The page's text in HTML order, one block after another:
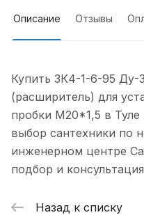
Описание Отзывы
Купить ЗК4-1-6-95 Ду-
(расширитель) для
пробки M20*1,5 в
выбор сантехники по
инженерном центре
подбор и
Назад к списку